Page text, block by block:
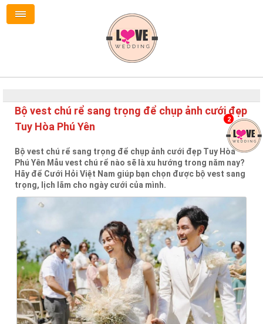
Bộ vest chú rể sang trọng để chụp ảnh cưới đẹp
Tuy Hòa Phú Yên
Bộ vest chú rể sang trọng để chụp ảnh cưới đẹp Tuy Hòa
Phú Yên Mẫu vest chú rể nào sẽ là xu hướng trong năm nay?
Hãy để Cưới Hỏi Việt Nam giúp bạn chọn được bộ vest sang
trọng, lịch lãm cho ngày cưới của mình.
2